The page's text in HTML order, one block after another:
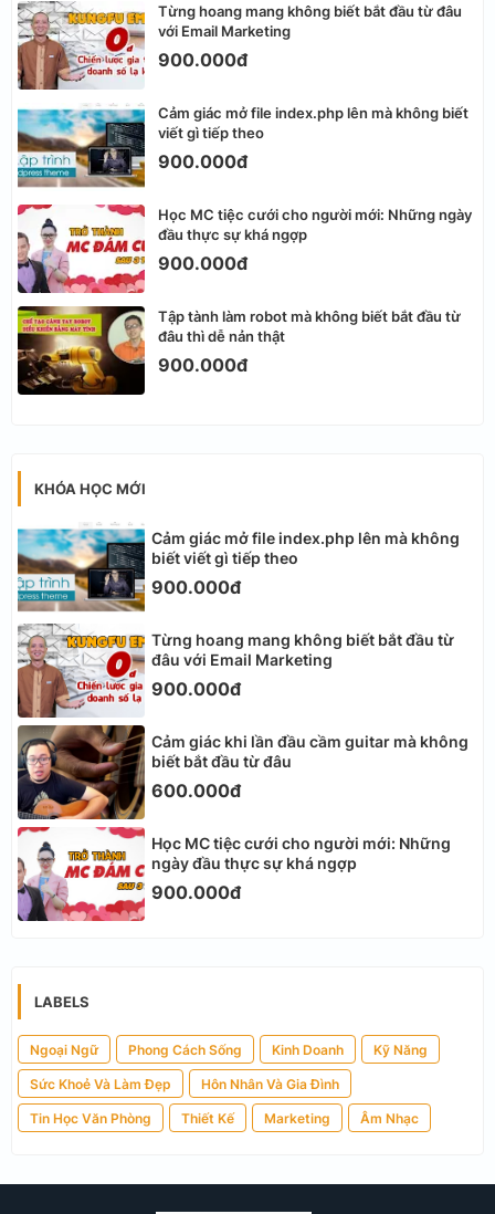
Từng hoang mang không biết bắt đầu từ đâu
với Email Marketing
900.000đ
Cảm giác mở file index.php lên mà không biết
viết gì tiếp theo
900.000đ
Học MC tiệc cưới cho người mới: Những ngày
đầu thực sự khá ngợp
900.000đ
Tập tành làm robot mà không biết bắt đầu từ
đâu thì dễ nản thật
900.000đ
KHÓA HỌC MỚI
Cảm giác mở file index.php lên mà không
biết viết gì tiếp theo
900.000đ
Từng hoang mang không biết bắt đầu từ
đâu với Email Marketing
900.000đ
Cảm giác khi lần đầu cầm guitar mà không
biết bắt đầu từ đâu
600.000đ
Học MC tiệc cưới cho người mới: Những
ngày đầu thực sự khá ngợp
900.000đ
LABELS
Ngoại Ngữ Phong Cách Sống Kinh Doanh Kỹ Năng
Sức Khoẻ Và Làm Đẹp Hôn Nhân Và Gia Đình
Tin Học Văn Phòng Thiết Kế Marketing Âm Nhạc